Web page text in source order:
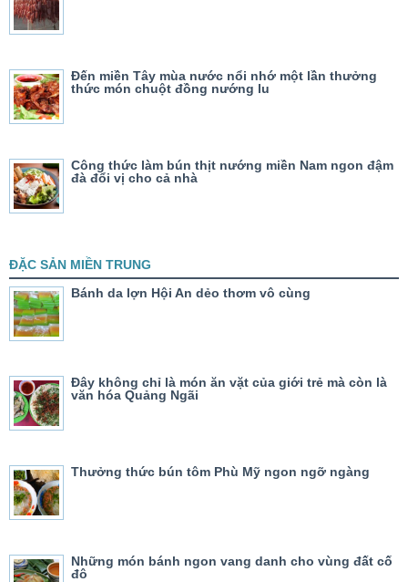
Đến miền Tây mùa nước nổi nhớ một lần thưởng
thức món chuột đồng nướng lu
Công thức làm bún thịt nướng miền Nam ngon đậm
đà đổi vị cho cả nhà
ĐẶC SẢN MIỀN TRUNG
Bánh da lợn Hội An dẻo thơm vô cùng
Đây không chỉ là món ăn vặt của giới trẻ mà còn là
văn hóa Quảng Ngãi
Thưởng thức bún tôm Phù Mỹ ngon ngỡ ngàng
Những món bánh ngon vang danh cho vùng đất cố
đô